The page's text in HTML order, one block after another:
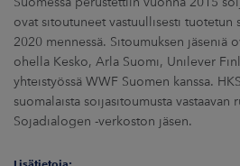
ovat sitoutuneet vastuullisesti tuotetun
2020 mennessä. Sitoumuksen jäseniä
ohella Kesko, Arla Suomi, Unilever
yhteistyössä WWF Suomen kanssa.
suomalaista soijasitoumusta vastaavan
Sojadialogen -verkoston jäsen.